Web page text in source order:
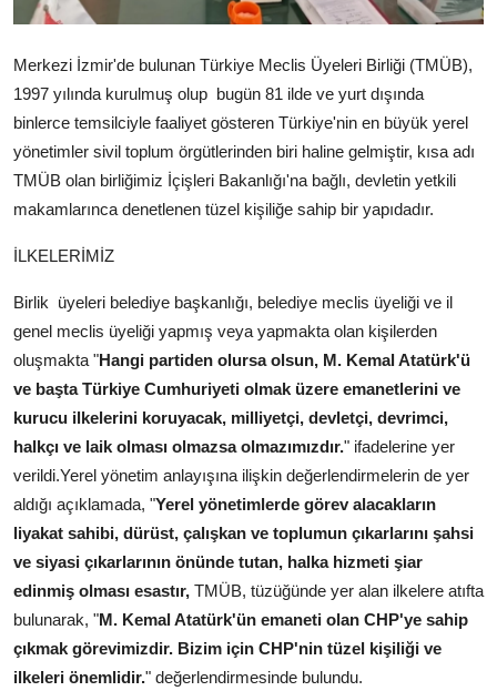
Merkezi İzmir'de bulunan Türkiye Meclis Üyeleri Birliği (TMÜB),
1997 yılında kurulmuş olup bugün 81 ilde ve yurt dışında
binlerce temsilciyle faaliyet gösteren Türkiye'nin en büyük yerel
yönetimler sivil toplum örgütlerinden biri haline gelmiştir, kısa adı
TMÜB olan birliğimiz İçişleri Bakanlığı'na bağlı, devletin yetkili
makamlarınca denetlenen tüzel kişiliğe sahip bir yapıdadır.
İLKELERİMİZ
Birlik üyeleri belediye başkanlığı, belediye meclis üyeliği ve il
genel meclis üyeliği yapmış veya yapmakta olan kişilerden
oluşmakta "Hangi partiden olursa olsun, M. Kemal Atatürk'ü
ve başta Türkiye Cumhuriyeti olmak üzere emanetlerini ve
kurucu ilkelerini koruyacak, milliyetçi, devletçi, devrimci,
halkçı ve laik olması olmazsa olmazımızdır." ifadelerine yer
verildi.Yerel yönetim anlayışına ilişkin değerlendirmelerin de yer
aldığı açıklamada, "Yerel yönetimlerde görev alacakların
liyakat sahibi, dürüst, çalışkan ve toplumun çıkarlarını şahsi
ve siyasi çıkarlarının önünde tutan, halka hizmeti şiar
edinmiş olması esastır, TMÜB, tüzüğünde yer alan ilkelere atıfta
bulunarak, "M. Kemal Atatürk'ün emaneti olan CHP'ye sahip
çıkmak görevimizdir. Bizim için CHP'nin tüzel kişiliği ve
ilkeleri önemlidir." değerlendirmesinde bulundu.